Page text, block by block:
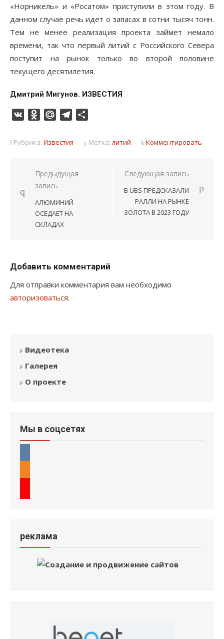
«Норникель» и «Росатом» приступили в этом году. В
данном случае речь идет о запасах в сотни тысяч тонн.
Тем не менее реализация проекта займет немало
времени, так что первый литий с Российского Севера
поступит на рынок только во второй половине
текущего десятилетия.
Дмитрий Мигунов. ИЗВЕСТИЯ
VK Odnoklassniki
Mail.RuTelegram
Рубрика: Известия Метка:литий Комментировать
Навигация
по
записям
Предыдущая
запись
АЛЮМИНИЙ
ОСЕДАЕТ НА
СКЛАДАХ
Следующая запись
В UBS ПРЕДСКАЗАЛИ
РАЛЛИ НА РЫНКЕ
ЗОЛОТА В 2023 ГОДУ
Добавить комментарий
Для отправки комментария вам необходимо
авторизоваться.
Видеотека
Галерея
О проекте
Мы в соцсетях
реклама